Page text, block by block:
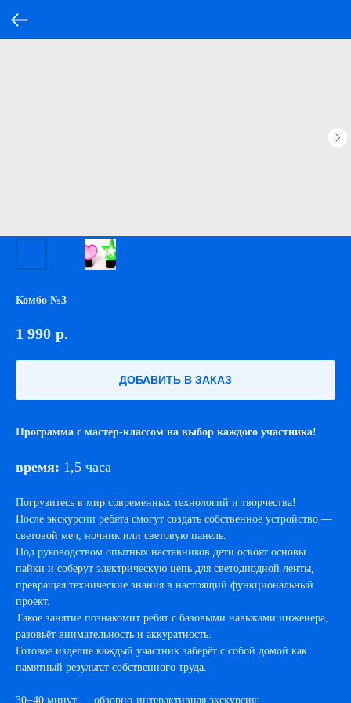
Комбо №3
1 990 р.
ДОБАВИТЬ В ЗАКАЗ
Программа с мастер-классом на выбор каждого участника!
время: 1,5 часа
Погрузитесь в мир современных технологий и творчества!
После экскурсии ребята смогут создать собственное устройство —
световой меч, ночник или световую панель.
Под руководством опытных наставников дети освоят основы
пайки и соберут электрическую цепь для светодиодной ленты,
превращая технические знания в настоящий функциональный
проект.
Такое занятие познакомит ребят с базовыми навыками инженера,
разовьёт внимательность и аккуратность.
Готовое изделие каждый участник заберёт с собой домой как
памятный результат собственного труда.
30−40 минут — обзорно-интерактивная экскурсия;